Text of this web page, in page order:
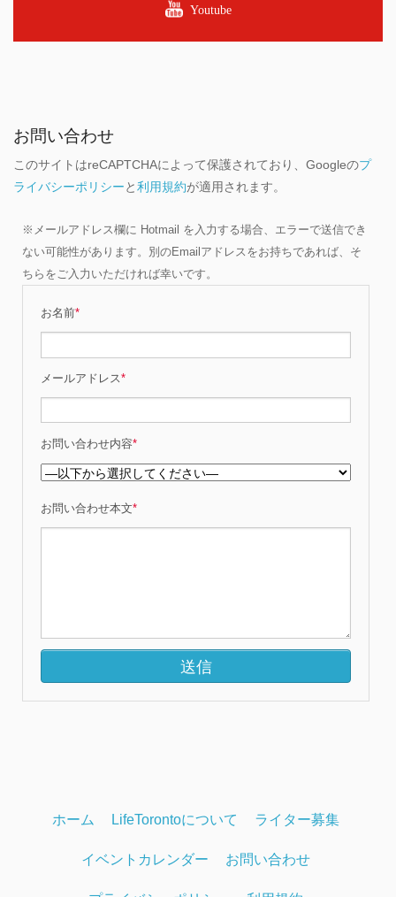
Youtube
お問い合わせ
このサイトはreCAPTCHAによって保護されており、Googleのプ
ライバシーポリシーと利用規約が適用されます。
※メールアドレス欄に Hotmail を入力する場合、エラーで送信でき
ない可能性があります。別のEmailアドレスをお持ちであれば、そ
ちらをご入力いただければ幸いです。
お名前*
メールアドレス*
お問い合わせ内容*
お問い合わせ本文*
ホーム LifeTorontoについて ライター募集
イベントカレンダー お問い合わせ